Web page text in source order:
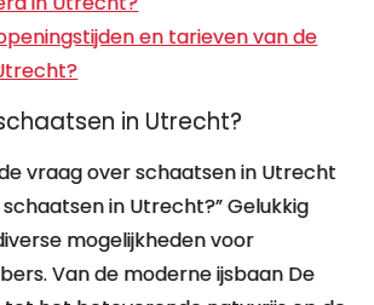
en tarieven van de
in Utrecht?
vraag over schaatsen in Utrecht
schaatsen in Utrecht?” Gelukkig
mogelijkheden voor
Van de moderne ijsbaan De